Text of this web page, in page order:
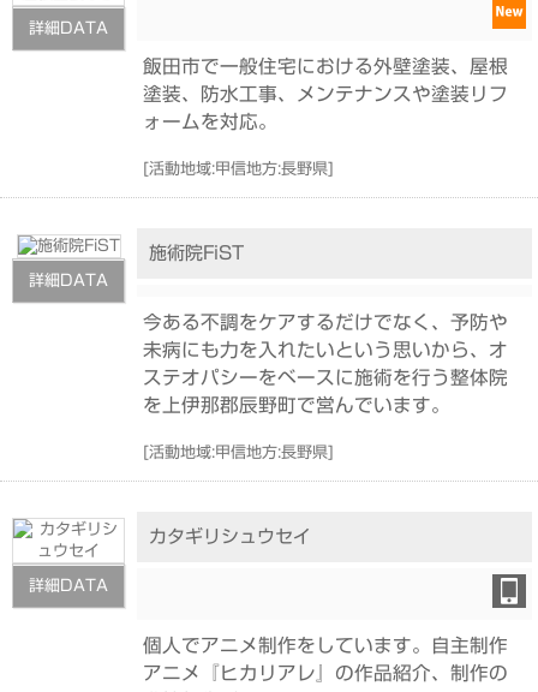
詳細DATA
飯田市で一般住宅における外壁塗装、屋根
塗装、防水工事、メンテナンスや塗装リフ
ォームを対応。
[活動地域:甲信地方:長野県]
詳細DATA
施術院FiST
今ある不調をケアするだけでなく、予防や
未病にも力を入れたいという思いから、オ
ステオパシーをベースに施術を行う整体院
を上伊那郡辰野町で営んでいます。
[活動地域:甲信地方:長野県]
詳細DATA
カタギリシュウセイ
個人でアニメ制作をしています。自主制作
アニメ『ヒカリアレ』の作品紹介、制作の